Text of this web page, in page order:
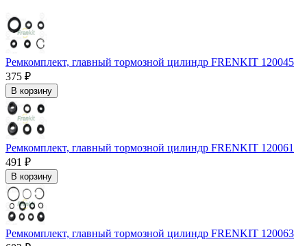
Ремкомплект, главный тормозной цилиндр FRENKIT 120045
375 ₽
В корзину
Ремкомплект, главный тормозной цилиндр FRENKIT 120061
491 ₽
В корзину
Ремкомплект, главный тормозной цилиндр FRENKIT 120063